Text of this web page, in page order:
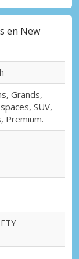
en New
Grands,
SUV,
Premium.